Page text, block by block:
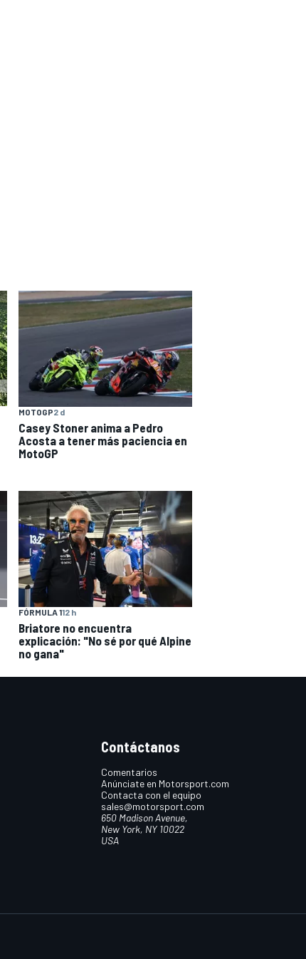
MOTOGP2 d
Casey Stoner anima a Pedro
Acosta a tener más paciencia en
MotoGP
FÓRMULA 112 h
Briatore no encuentra
explicación: "No sé por qué Alpine
no gana"
Contáctanos
Comentarios
Anúnciate en Motorsport.com
Contacta con el equipo
sales@motorsport.com
650 Madison Avenue,
New York, NY 10022
USA